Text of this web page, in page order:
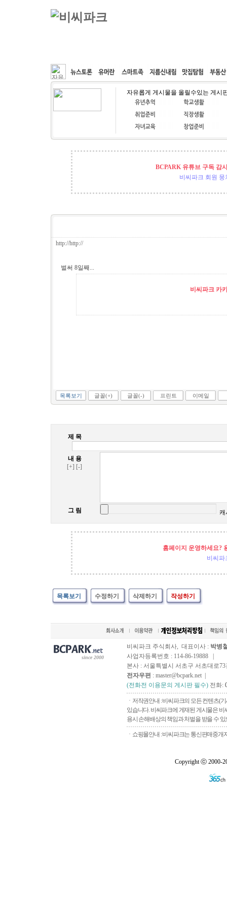
커뮤니티 속도패치 웹호스팅 공동구매
자유롭게 게시물을 올릴수있는 게시
BCPARK 유튜브 구독 감
비씨파크 회원 뭉
http://http://
벌써 8일째...
비씨파크 카
목록보기 글꼴(+) 글꼴(-) 프린트 이메일
제 목
내 용
[+] [-]
그 림 캐
홈페이지 운영하세요?
비씨파
목록보기 수정하기 삭제하기 작성하기
since 2000
비씨파크 주식회사, 대표이사 : 박병
사업자등록번호 : 114-86-19888 |
본사 : 서울특별시 서초구 서초대로73
전자우편 : master@bcpark.net |
(전화전 이용문의 게시판 필수) 전화:
ㆍ저작권안내 : 비씨파크의 모든 컨텐츠(
있습니다. 비씨파크에 게재된 게시물은
용시 손해배상의 책임과 처벌을 받을 수
ㆍ쇼핑몰안내 : 비씨파크는 통신판매중개
Copyright ⓒ 2000-